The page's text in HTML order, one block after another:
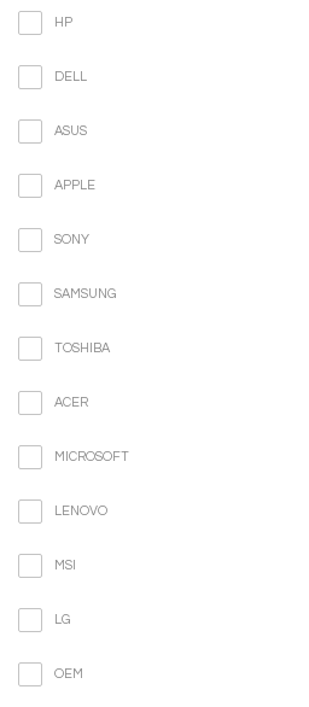
HP
DELL
ASUS
APPLE
SONY
SAMSUNG
TOSHIBA
ACER
MICROSOFT
LENOVO
MSI
LG
OEM